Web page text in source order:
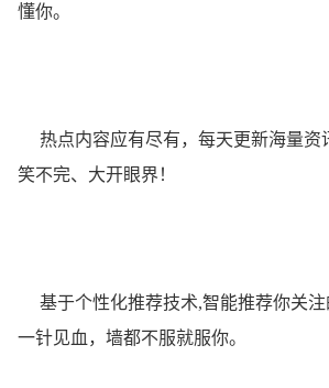
懂你。
热点内容应有尽有，每天更新海量资
笑不完、大开眼界！
基于个性化推荐技术,智能推荐你关注
一针见血，墙都不服就服你。